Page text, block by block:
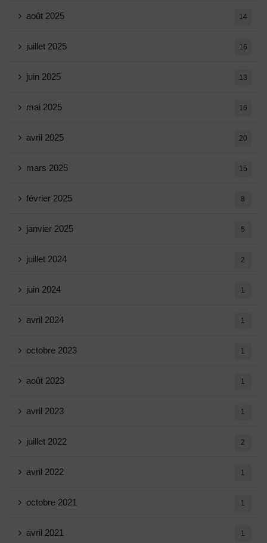
août 2025 14
juillet 2025 16
juin 2025 13
mai 2025 16
avril 2025 20
mars 2025 15
février 2025 8
janvier 2025 5
juillet 2024 2
juin 2024 1
avril 2024 1
octobre 2023 1
août 2023 1
avril 2023 1
juillet 2022 2
avril 2022 1
octobre 2021 1
avril 2021 1